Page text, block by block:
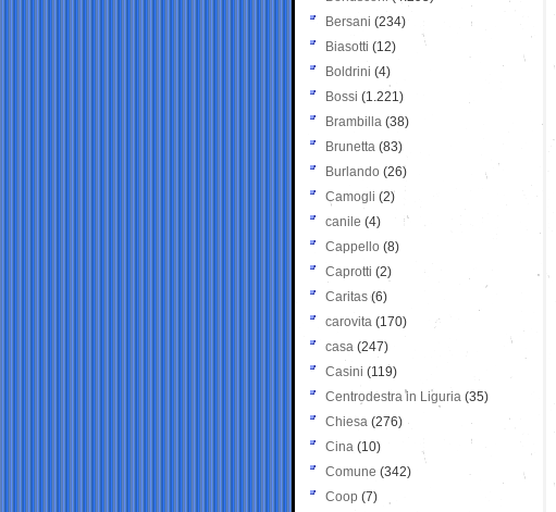
Bersani (234)
Biasotti (12)
Boldrini (4)
Bossi (1.221)
Brambilla (38)
Brunetta (83)
Burlando (26)
Camogli (2)
canile (4)
Cappello (8)
Caprotti (2)
Caritas (6)
carovita (170)
casa (247)
Casini (119)
Centrodestra in Liguria (35)
Chiesa (276)
Cina (10)
Comune (342)
Coop (7)